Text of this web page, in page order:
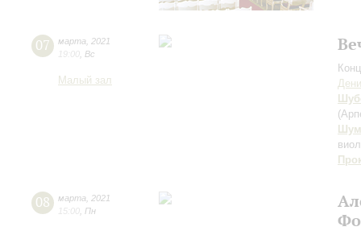
07 марта
2021
19:00 Вс
Малый зал
08 марта
2021
15:00 Пн